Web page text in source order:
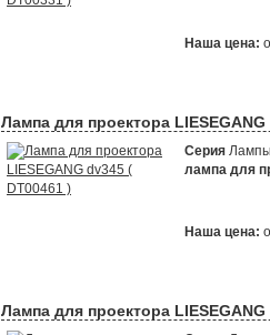
Наша цена:
Лампа для проектора
Серия
лампа для
Наша цена:
Лампа для проектора